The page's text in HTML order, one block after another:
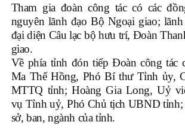
Tham gia đoàn công tác có các
nguyên lãnh đạo Bộ Ngoại giao;
đại diện Câu lạc bộ hưu trí, Đoàn
giao.
Về phía tỉnh đón tiếp Đoàn công tác
Ma Thế Hồng, Phó Bí thư Tỉnh ủy,
MTTQ tỉnh; Hoàng Gia Long, Uỷ
vụ Tỉnh uỷ, Phó Chủ tịch UBND tỉnh;
sở, ban, ngành của tỉnh.